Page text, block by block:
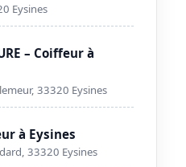
Eysines
– Coiffeur à
33320 Eysines
à Eysines
33320 Eysines